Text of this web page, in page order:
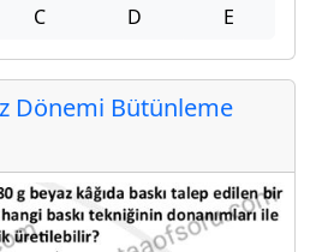
C D E
Dönemi Bütünleme